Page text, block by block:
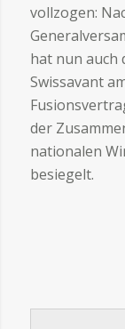
vollzogen:
hat nun auch
Swissavant
der
nationalen
besiegelt.